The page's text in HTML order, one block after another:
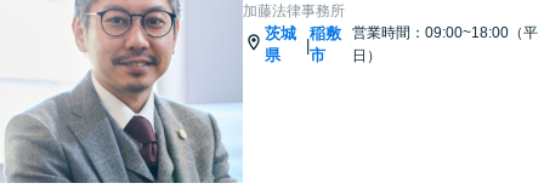
加藤法律事務所
茨城
県
|
稲敷
市
営業時間：09:00~18:00（平
日）